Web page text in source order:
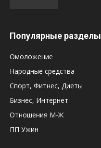
Популярные разделы
Омоложение
Народные средства
Спорт, Фитнес, Диеты
Бизнес, Интернет
Отношения М-Ж
ПП Ужин